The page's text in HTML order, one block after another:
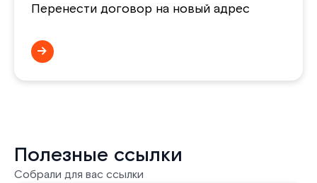
Перенести договор на новый адрес
→
Полезные ссылки
Собрали для вас ссылки